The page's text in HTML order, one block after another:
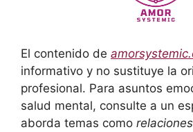
El contenido de
informativo y no sustituye la
profesional. Para asuntos
salud mental, consulte a un
aborda temas como